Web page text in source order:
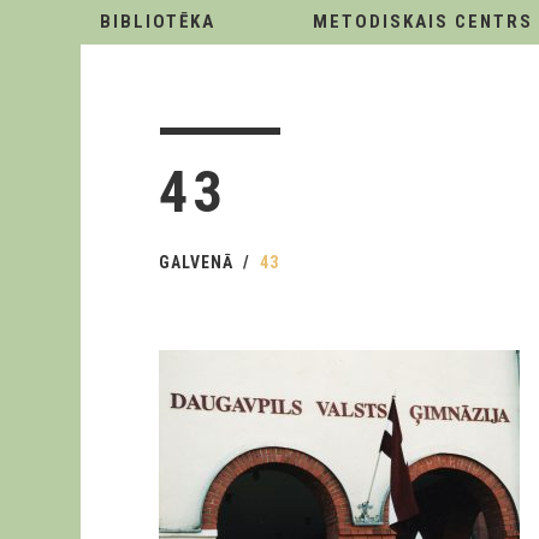
BIBLIOTĒKA
METODISKAIS CENTRS
43
GALVENĀ 43